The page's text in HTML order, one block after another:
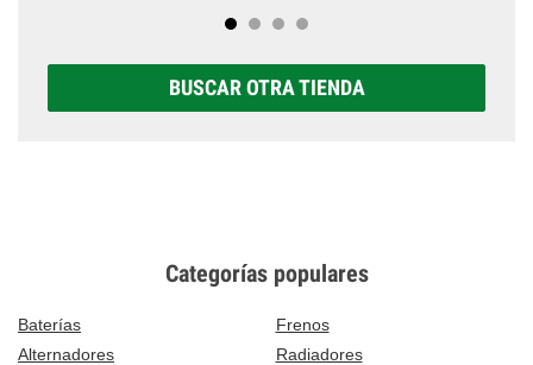
BUSCAR OTRA TIENDA
Categorías populares
Baterías
Frenos
Alternadores
Radiadores